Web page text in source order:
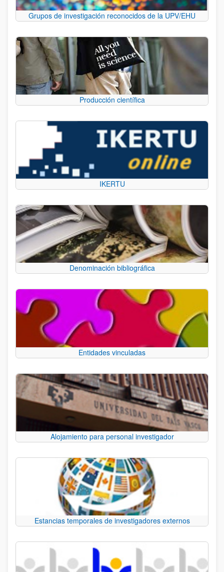
Grupos de investigación reconocidos de la UPV/EHU
Producción científica
IKERTU
Denominación bibliográfica
Entidades vinculadas
Alojamiento para personal investigador
Estancias temporales de investigadores externos